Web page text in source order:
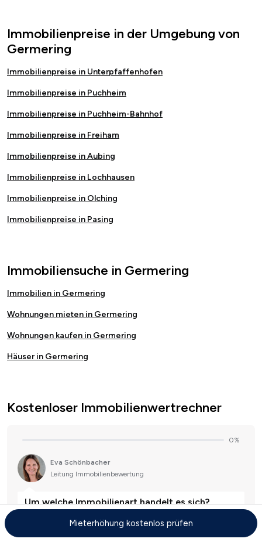
Immobilienpreise in der Umgebung von
Germering
Immobilienpreise in Unterpfaffenhofen
Immobilienpreise in Puchheim
Immobilienpreise in Puchheim-Bahnhof
Immobilienpreise in Freiham
Immobilienpreise in Aubing
Immobilienpreise in Lochhausen
Immobilienpreise in Olching
Immobilienpreise in Pasing
Immobiliensuche in Germering
Immobilien in Germering
Wohnungen mieten in Germering
Wohnungen kaufen in Germering
Häuser in Germering
Kostenloser Immobilienwertrechner
Mieterhöhung kostenlos prüfen